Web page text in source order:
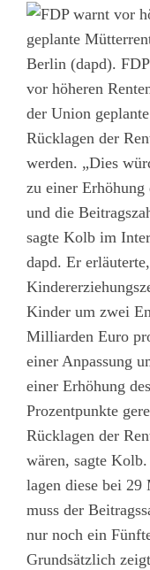
Berlin (dapd).
vor höheren
der Union
Rücklagen der
werden. „Dies
zu einer Erhöhung
und die
sagte Kolb im
dapd. Er
Kinder um zwei
Milliarden Euro
einer Anpassung
einer Erhöhung
Prozentpunkte
Rücklagen der
wären, sagte Kolb.
lagen diese bei
muss der
nur noch ein
Grundsätzlich